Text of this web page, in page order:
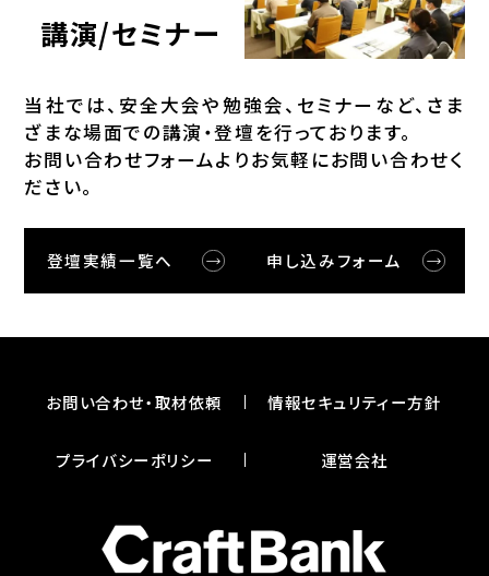
講演/セミナー
当社では、安全⼤会や勉強会、セミナーなど、さま
ざまな場⾯での講演・登壇を⾏っております。
お問い合わせフォームよりお気軽にお問い合わせく
ださい。
登壇実績一覧へ 申し込みフォーム
お問い合わせ・取材依頼 情報セキュリティー⽅針
プライバシーポリシー 運営会社